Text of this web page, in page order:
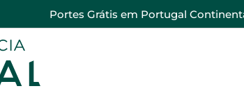
Portes Grátis em Portugal